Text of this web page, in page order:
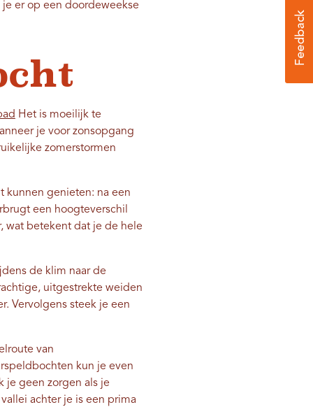
er op een doordeweekse
Het is moeilijk te
je voor zonsopgang
zomerstormen
kunnen genieten: na een
een hoogteverschil
wat betekent dat je de hele
de klim naar de
uitgestrekte weiden
Vervolgens steek je een
van
kun je even
je geen zorgen als je
achter je is een prima